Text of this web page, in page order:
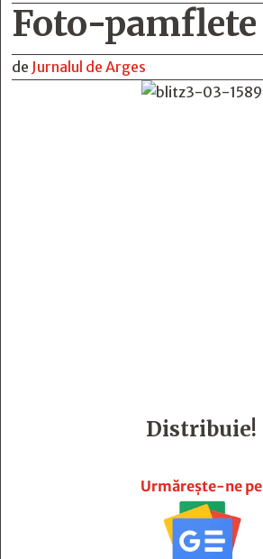
Foto-pamflete
de Jurnalul de Arges
Distribuie!
Urmărește-ne pe